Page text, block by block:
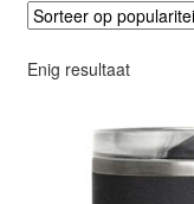
Drinkfles met rietje
Aluminium drinkfles
Enig resultaat